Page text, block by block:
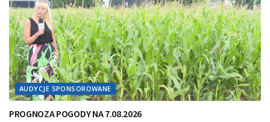
AUDYCJE SPONSOROWANE
PROGNOZA POGODY NA 7.08.2026